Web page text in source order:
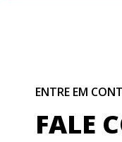
ENTRE EM
FALE